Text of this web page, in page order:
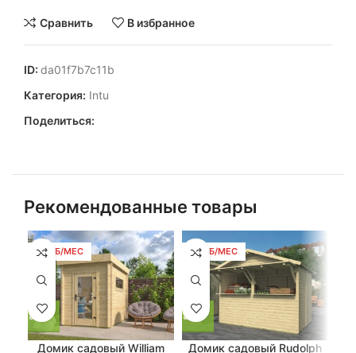
Сравнить В избранное
ID: da01f7b7c11b
Категория: Intu
Поделиться:
Рекомендованные товары
9 РУБ/МЕС
Домик садовый William
9 РУБ/МЕС
Домик садовый Rudolph